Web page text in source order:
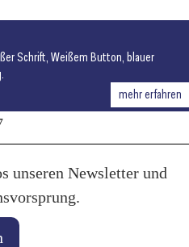
Schrift, Weißem Button, blauer
mehr erfahren
unseren Newsletter und